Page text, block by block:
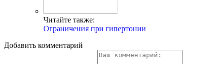
Читайте также:
Ограничения при гипертонии
Добавить комментарий